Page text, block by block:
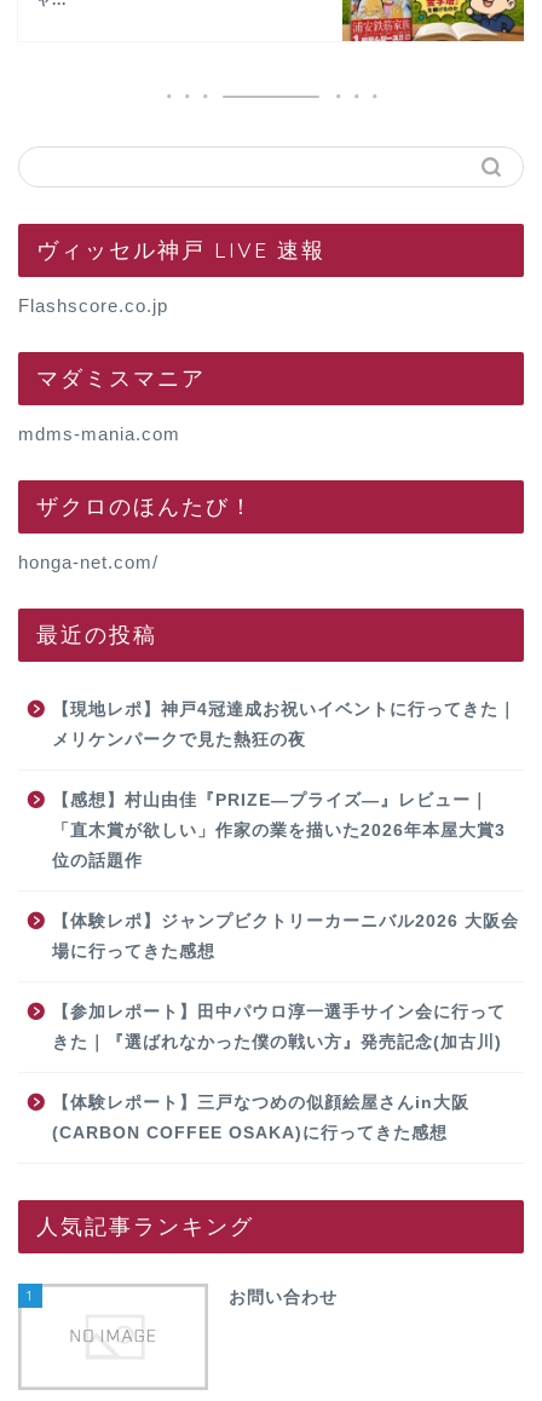
ヴィッセル神戸 LIVE 速報
Flashscore.co.jp
マダミスマニア
mdms-mania.com
ザクロのほんたび！
honga-net.com/
最近の投稿
【現地レポ】神戸4冠達成お祝いイベントに行ってきた｜
メリケンパークで見た熱狂の夜
【感想】村山由佳『PRIZE―プライズ―』レビュー｜
「直木賞が欲しい」作家の業を描いた2026年本屋大賞3
位の話題作
【体験レポ】ジャンプビクトリーカーニバル2026 大阪会
場に行ってきた感想
【参加レポート】田中パウロ淳一選手サイン会に行って
きた｜『選ばれなかった僕の戦い方』発売記念(加古川)
【体験レポート】三戸なつめの似顔絵屋さんin大阪
(CARBON COFFEE OSAKA)に行ってきた感想
人気記事ランキング
1 お問い合わせ